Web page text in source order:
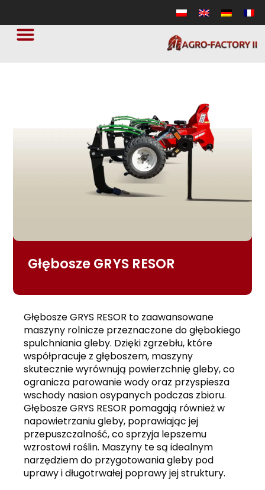
Głębosze GRYS RESOR
Głębosze GRYS RESOR to zaawansowane
maszyny rolnicze przeznaczone do głębokiego
spulchniania gleby. Dzięki zgrzebłu, które
współpracuje z głęboszem, maszyny
skutecznie wyrównują powierzchnię gleby, co
ogranicza parowanie wody oraz przyspiesza
wschody nasion osypanych podczas zbioru.
Głębosze GRYS RESOR pomagają również w
napowietrzaniu gleby, poprawiając jej
przepuszczalność, co sprzyja lepszemu
wzrostowi roślin. Maszyny te są idealnym
narzędziem do przygotowania gleby pod
uprawy i długotrwałej poprawy jej struktury.